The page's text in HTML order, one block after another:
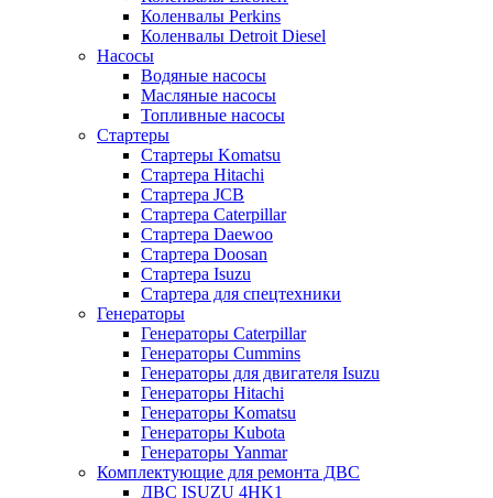
Коленвалы Perkins
Коленвалы Detroit Diesel
Насосы
Водяные насосы
Масляные насосы
Топливные насосы
Стартеры
Стартеры Komatsu
Стартера Hitachi
Стартера JCB
Стартера Caterpillar
Стартера Daewoo
Стартера Doosan
Стартера Isuzu
Стартера для спецтехники
Генераторы
Генераторы Caterpillar
Генераторы Cummins
Генераторы для двигателя Isuzu
Генераторы Hitachi
Генераторы Komatsu
Генераторы Kubota
Генераторы Yanmar
Комплектующие для ремонта ДВС
ДВС ISUZU 4HK1